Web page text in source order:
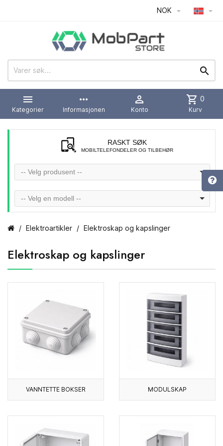
NOK  


Kategorier
more_horiz
Informasjonen

Konto
shopping_cart 0
Kurv
RASKT SØK
MOBILTELEFONDELER OG TILBEHØR
-- Velg produsent --
-- Velg en modell --
Elektroartikler Elektroskap og kapslinger
Elektroskap og kapslinger
VANNTETTE BOKSER MODULSKAP